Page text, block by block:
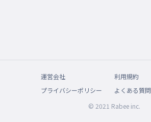
運営会社
利用規約
プライバシーポリシー
よくある質問
© 2021 Rabee inc.